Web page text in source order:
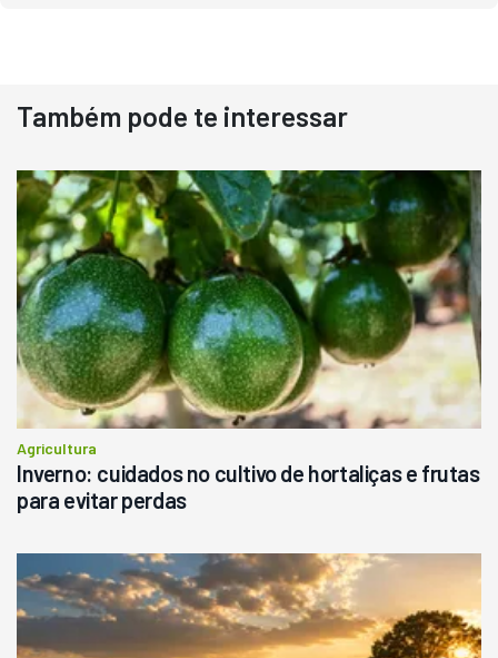
Pá Carregadeira Cat 966
Ano 1987
R$ 145.000
Consultar
Também pode te interessar
Agricultura
Inverno: cuidados no cultivo de hortaliças e frutas
para evitar perdas